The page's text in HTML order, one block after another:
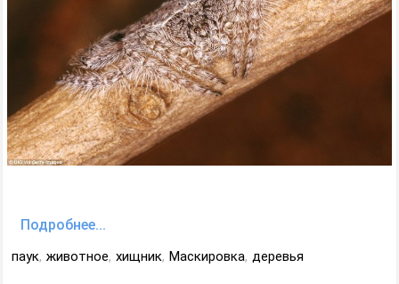
Подробнее...
паук, животное, хищник, Маскировка, деревья